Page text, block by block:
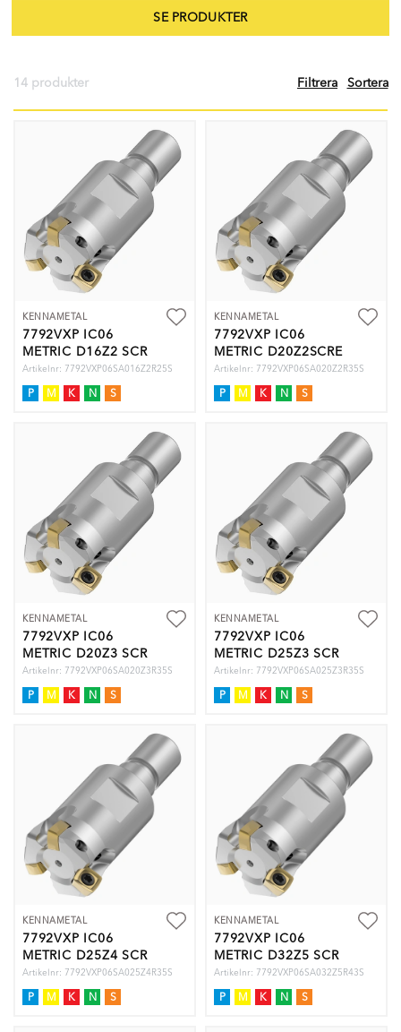
SE PRODUKTER
14 produkter Filtrera Sortera
KENNAMETAL
7792VXP IC06
METRIC D16Z2 SCR
Artikelnr: 7792VXP06SA016Z2R25S
P M K N S
KENNAMETAL
7792VXP IC06
METRIC D20Z2SCRE
Artikelnr: 7792VXP06SA020Z2R35S
P M K N S
KENNAMETAL
7792VXP IC06
METRIC D20Z3 SCR
Artikelnr: 7792VXP06SA020Z3R35S
P M K N S
KENNAMETAL
7792VXP IC06
METRIC D25Z3 SCR
Artikelnr: 7792VXP06SA025Z3R35S
P M K N S
KENNAMETAL
7792VXP IC06
METRIC D25Z4 SCR
Artikelnr: 7792VXP06SA025Z4R35S
P M K N S
KENNAMETAL
7792VXP IC06
METRIC D32Z5 SCR
Artikelnr: 7792VXP06SA032Z5R43S
P M K N S